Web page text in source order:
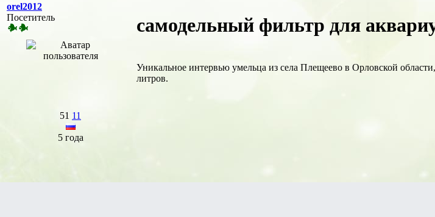
orel2012
Посетитель
51 11
5 года
самодельный фильтр для
Уникальное интервью умельца из села Плещеево в Орловской
литров.